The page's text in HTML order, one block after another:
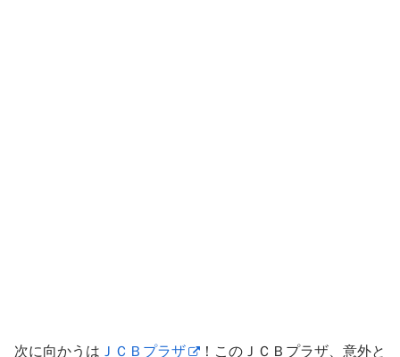
次に向かうは ＪＣＢプラザ ！このＪＣＢプラザ、意外と